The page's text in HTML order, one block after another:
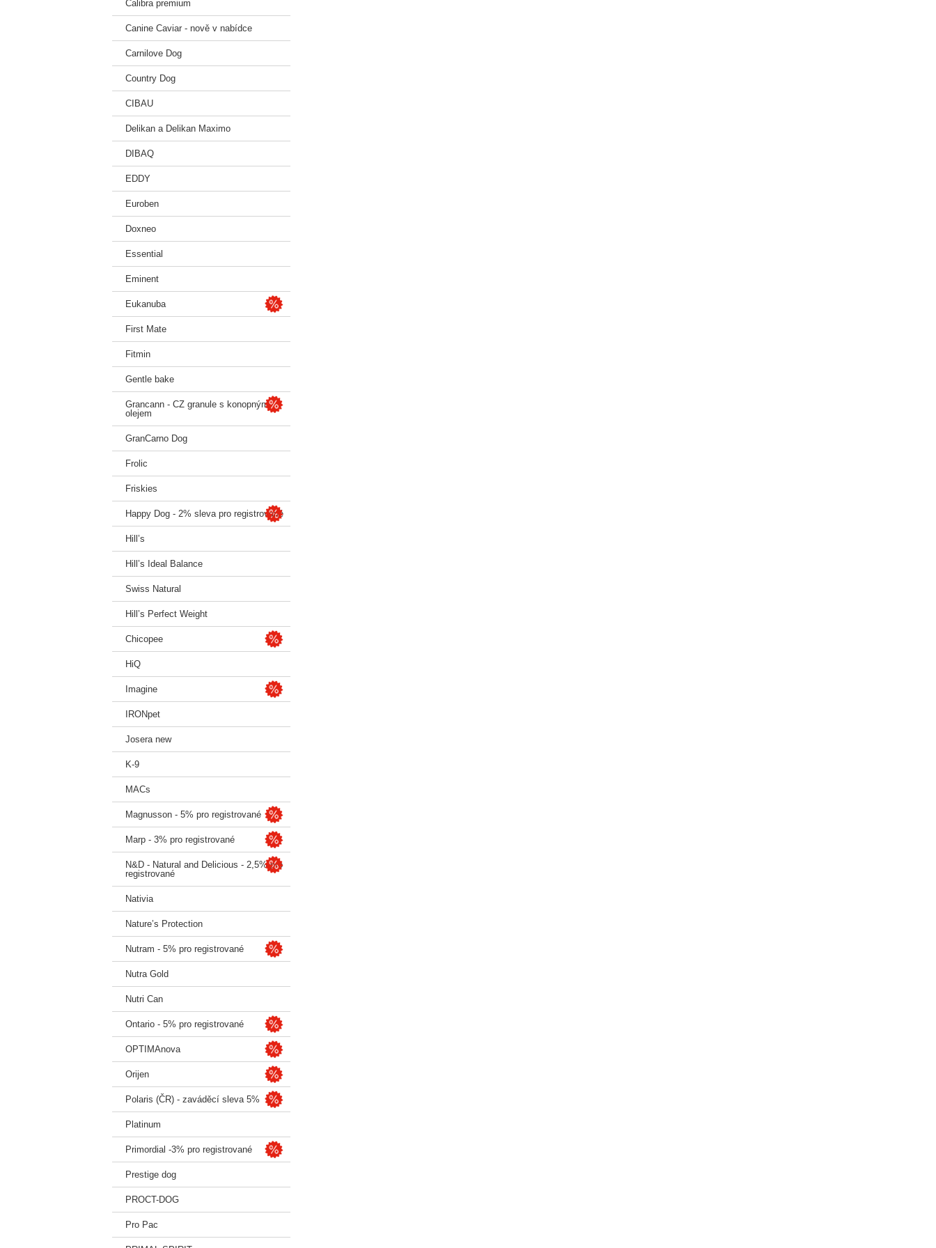
Calibra premium
Canine Caviar - nově v nabídce
Carnilove Dog
Country Dog
CIBAU
Delikan a Delikan Maximo
DIBAQ
EDDY
Euroben
Doxneo
Essential
Eminent
Eukanuba
First Mate
Fitmin
Gentle bake
Grancann - CZ granule s konopným
olejem
GranCarno Dog
Frolic
Friskies
Happy Dog - 2% sleva pro registrované
Hill’s
Hill’s Ideal Balance
Swiss Natural
Hill’s Perfect Weight
Chicopee
HiQ
Imagine
IRONpet
Josera new
K-9
MACs
Magnusson - 5% pro registrované
Marp - 3% pro registrované
N&D - Natural and Delicious - 2,5% pro
registrované
Nativia
Nature’s Protection
Nutram - 5% pro registrované
Nutra Gold
Nutri Can
Ontario - 5% pro registrované
OPTIMAnova
Orijen
Polaris (ČR) - zaváděcí sleva 5%
Platinum
Primordial -3% pro registrované
Prestige dog
PROCT-DOG
Pro Pac